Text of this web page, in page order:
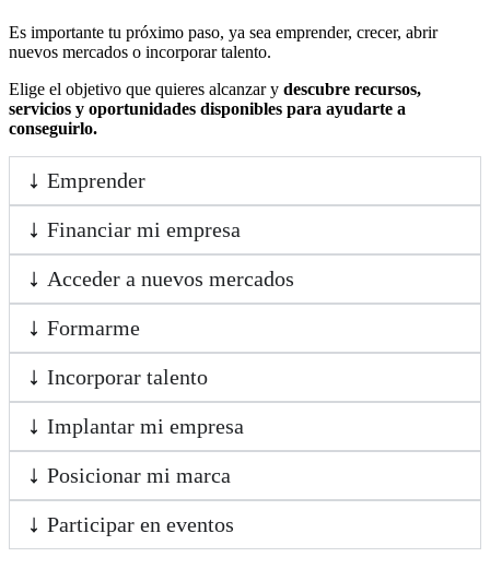
Es importante tu próximo paso, ya sea emprender, crecer, abrir
nuevos mercados o incorporar talento.
Elige el objetivo que quieres alcanzar y descubre recursos,
servicios y oportunidades disponibles para ayudarte a
conseguirlo.
Emprender
Financiar mi empresa
Acceder a nuevos mercados
Formarme
Incorporar talento
Implantar mi empresa
Posicionar mi marca
Participar en eventos